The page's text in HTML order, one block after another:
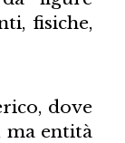
fisiche,
dove
ma entità